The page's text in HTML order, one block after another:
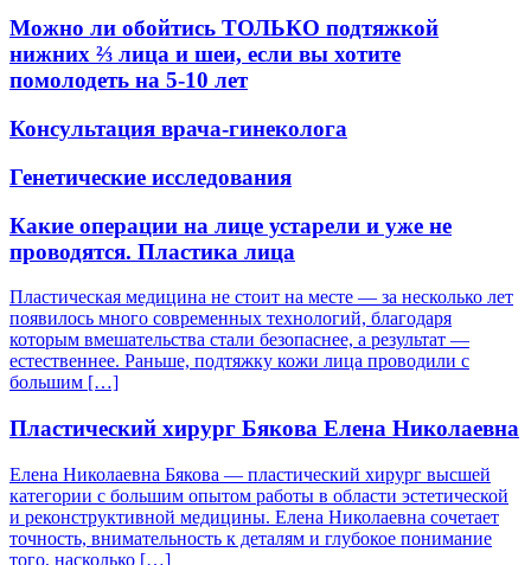
Можно ли обойтись ТОЛЬКО подтяжкой
нижних ⅔ лица и шеи, если вы хотите
помолодеть на 5-10 лет
Консультация врача-гинеколога
Генетические исследования
Какие операции на лице устарели и уже не
проводятся. Пластика лица
Пластическая медицина не стоит на месте — за несколько лет
появилось много современных технологий, благодаря
которым вмешательства стали безопаснее, а результат —
естественнее. Раньше, подтяжку кожи лица проводили с
большим […]
Пластический хирург Бякова Елена Николаевна
Елена Николаевна Бякова — пластический хирург высшей
категории с большим опытом работы в области эстетической
и реконструктивной медицины. Елена Николаевна сочетает
точность, внимательность к деталям и глубокое понимание
того, насколько […]